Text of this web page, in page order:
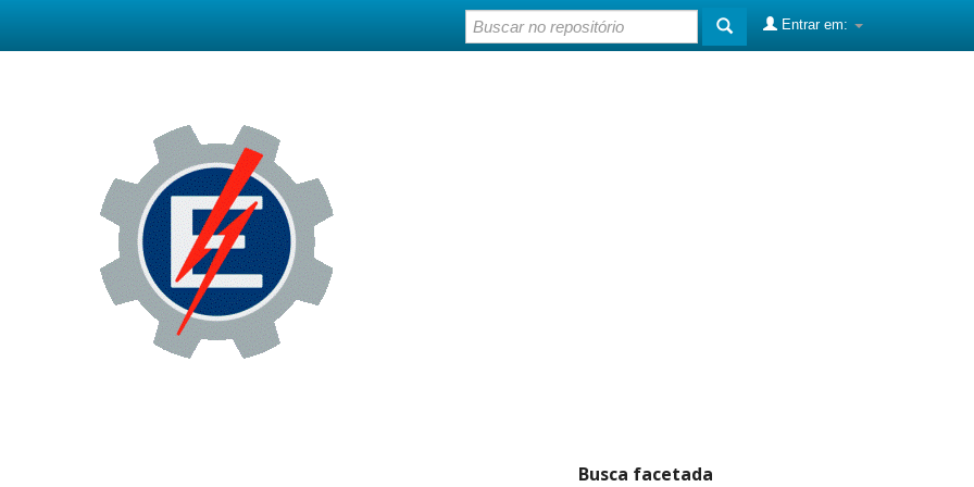
Entrar em:
Busca facetada